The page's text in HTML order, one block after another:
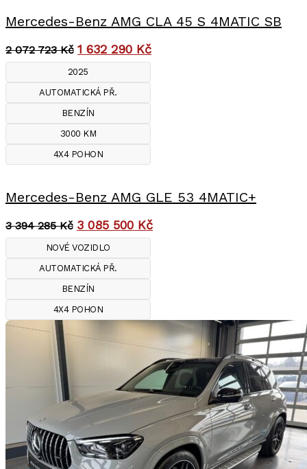
Mercedes-Benz AMG CLA 45 S 4MATIC SB
2 072 723Kč 1 632 290 Kč
2025
AUTOMATICKÁ PŘ.
BENZÍN
3000 KM
4X4 POHON
Mercedes-Benz AMG GLE 53 4MATIC+
3 394 285Kč 3 085 500 Kč
NOVÉ VOZIDLO
AUTOMATICKÁ PŘ.
BENZÍN
4X4 POHON